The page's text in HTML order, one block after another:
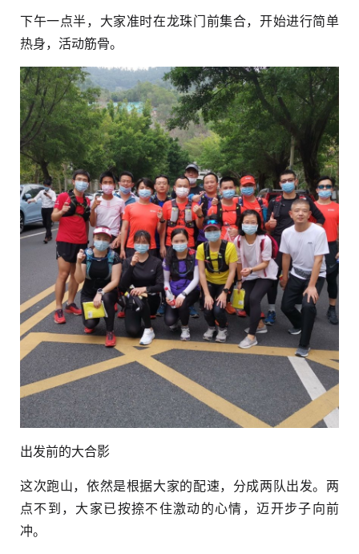
下午一点半，大家准时在龙珠门前集合，开始进行简单
热身，活动筋骨。
出发前的大合影
这次跑山，依然是根据大家的配速，分成两队出发。两
点不到，大家已按捺不住激动的心情，迈开步子向前
冲。